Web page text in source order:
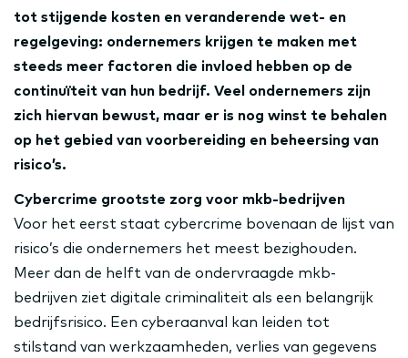
tot stijgende kosten en veranderende wet- en
regelgeving: ondernemers krijgen te maken met
steeds meer factoren die invloed hebben op de
continuïteit van hun bedrijf. Veel ondernemers zijn
zich hiervan bewust, maar er is nog winst te behalen
op het gebied van voorbereiding en beheersing van
risico’s.
Cybercrime grootste zorg voor mkb-bedrijven
Voor het eerst staat cybercrime bovenaan de lijst van
risico’s die ondernemers het meest bezighouden.
Meer dan de helft van de ondervraagde mkb-
bedrijven ziet digitale criminaliteit als een belangrijk
bedrijfsrisico. Een cyberaanval kan leiden tot
stilstand van werkzaamheden, verlies van gegevens